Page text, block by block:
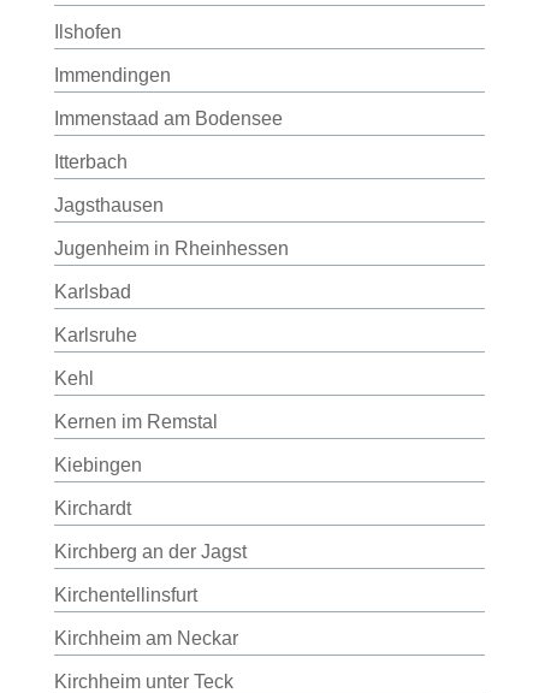
Ilshofen
Immendingen
Immenstaad am Bodensee
Itterbach
Jagsthausen
Jugenheim in Rheinhessen
Karlsbad
Karlsruhe
Kehl
Kernen im Remstal
Kiebingen
Kirchardt
Kirchberg an der Jagst
Kirchentellinsfurt
Kirchheim am Neckar
Kirchheim unter Teck